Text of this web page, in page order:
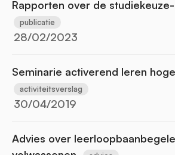
Rapporten over de
publicatie
28/02/2023
Seminarie activerend leren
activiteitsverslag
30/04/2019
Advies over